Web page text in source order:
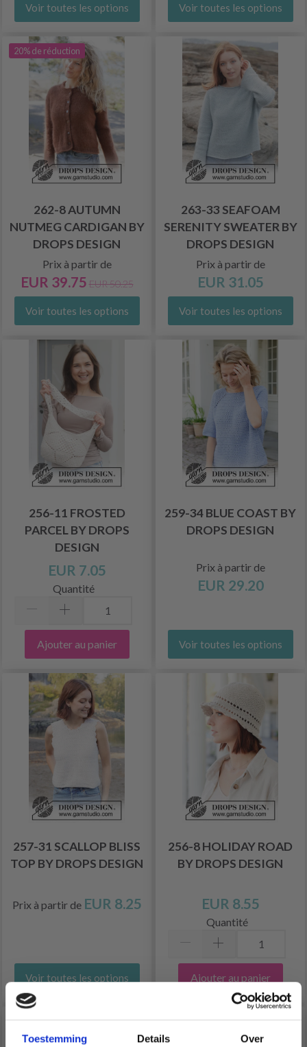
Toestemming Details Over
Voir toutes les options Voir toutes les options
20% de réduction
262-8 AUTUMN
NUTMEG CARDIGAN BY
DROPS DESIGN
Prix à partir de
EUR 39.75 EUR 50.25
Voir toutes les options
263-33 SEAFOAM
SERENITY SWEATER BY
DROPS DESIGN
Prix à partir de
EUR 31.05
Voir toutes les options
256-11 FROSTED
PARCEL BY DROPS
DESIGN
EUR 7.05
Quantité
Ajouter au panier
259-34 BLUE COAST BY
DROPS DESIGN
Prix à partir de
EUR 29.20
Voir toutes les options
257-31 SCALLOP BLISS
TOP BY DROPS DESIGN
Prix à partir de EUR 8.25
Voir toutes les options
256-8 HOLIDAY ROAD
BY DROPS DESIGN
EUR 8.55
Quantité
Ajouter au panier